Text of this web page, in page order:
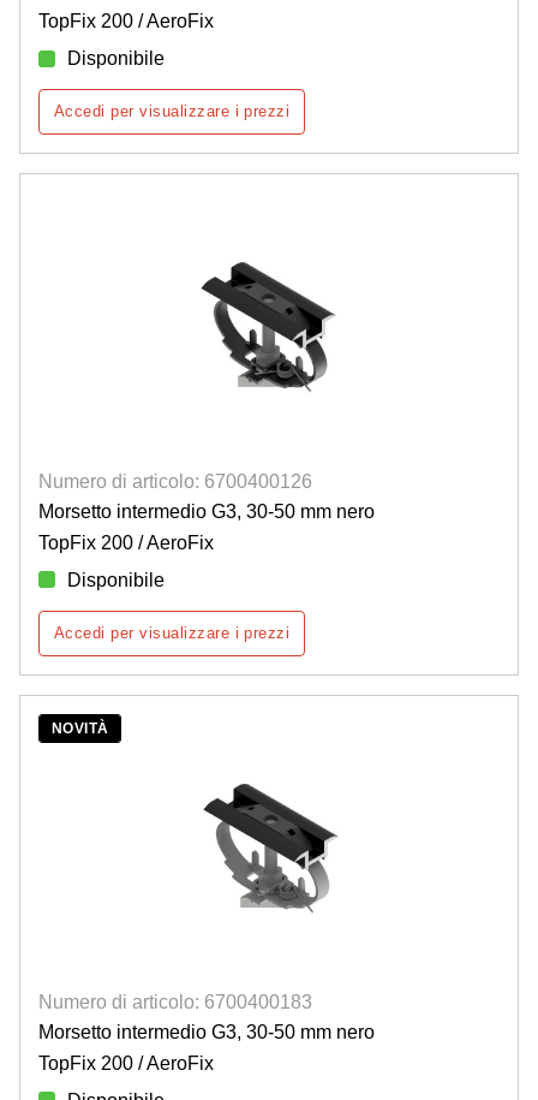
TopFix 200 / AeroFix
Disponibile
Accedi per visualizzare i prezzi
Numero di articolo: 6700400126
Morsetto intermedio G3, 30-50 mm nero
TopFix 200 / AeroFix
Disponibile
Accedi per visualizzare i prezzi
NOVITÀ
Numero di articolo: 6700400183
Morsetto intermedio G3, 30-50 mm nero
TopFix 200 / AeroFix